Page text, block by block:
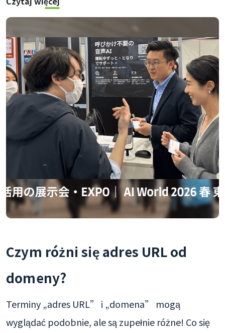
Czym różni się adres URL od
domeny?
Terminy „adres URL” i „domena” mogą
wyglądać podobnie, ale są zupełnie różne! Co się